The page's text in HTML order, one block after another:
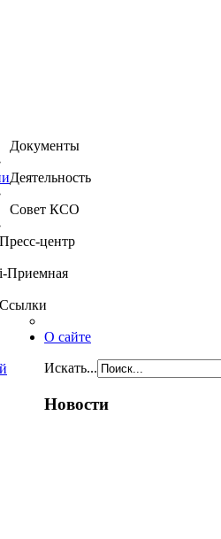
Документы
Деятельность
Совет КСО
Пресс-центр
i-Приемная
Ссылки
О сайте
Искать...
Новости